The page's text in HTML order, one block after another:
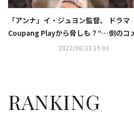
「アンナ」イ・ジュヨン監督、
Coupang Playから脅しも？“同
意しなければ虚偽の公式コメン
2022/08/23 19:03
ドラマ
側のコ
が再
RANKING